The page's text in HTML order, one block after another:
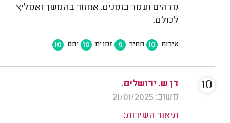
מדהים ועמד בזמנים. אחזור בהמשך ואמליץ
לכולם.
איכות 10 מחיר 9 זמנים 10 יחס 10
דן ש. ירושלים.
משוב: 21/01/2025
תיאור השירות:
10